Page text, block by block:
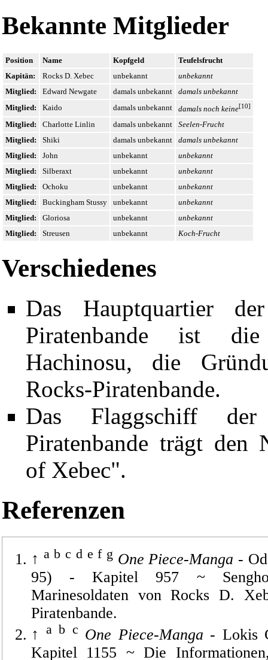
Bekannte Mitglieder
Position Name Kopfgeld
Teufelsfrucht
Kapitän:
Rocks D. Xebec unbekannt
unbekannt
Mitglied:
Edward Newgate damals unbekannt
damals unbekannt
Mitglied:
Kaido damals unbekannt damals noch keine[10]
Mitglied: Charlotte Linlin damals unbekannt
Seelen-Frucht
Mitglied:
Shiki damals unbekannt
damals unbekannt
Mitglied:
John unbekannt
unbekannt
Mitglied:
Silberaxt unbekannt
unbekannt
Mitglied:
Ochoku unbekannt
unbekannt
Mitglied:
Buckingham Stussy unbekannt
unbekannt
Mitglied:
Gloriosa unbekannt
unbekannt
Mitglied:
Streusen unbekannt Koch-Frucht
Verschiedenes
Das Hauptquartier
Piratenbande ist die
Hachinosu, die
Rocks-Piratenbande.
Das Flaggschiff der
Piratenbande trägt den
of Xebec".
Referenzen
↑ a b c d e f g One Piece-Manga -
95) -Kapitel 957 ~
Marinesoldaten von Rocks D.
Piratenbande.
↑
a b c One Piece-Manga - Lokis
Kapitel 1155 ~Die
Diese Seite wurde zuletzt am 13. November 2025 um 11:46